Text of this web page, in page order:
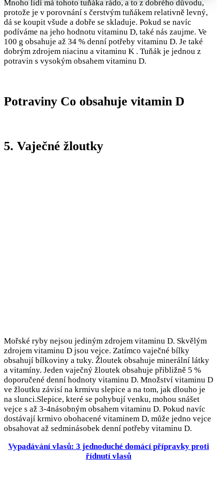
Mnoho lidí má tohoto tuňáka rádo, a to z dobrého důvodu,
protože je v porovnání s čerstvým tuňákem relativně levný,
dá se koupit všude a dobře se skladuje. Pokud se navíc
podíváme na jeho hodnotu vitaminu D, také nás zaujme. Ve
100 g obsahuje až 34 % denní potřeby vitaminu D. Je také
dobrým zdrojem niacinu a vitaminu K . Tuňák je jednou z
potravin s vysokým obsahem vitaminu D.
Potraviny Co obsahuje vitamin D
5. Vaječné žloutky
Mořské ryby nejsou jediným zdrojem vitaminu D. Skvělým
zdrojem vitaminu D jsou vejce. Zatímco vaječné bílky
obsahují bílkoviny a tuky. Žloutek obsahuje minerální látky
a vitamíny. Jeden vaječný žloutek obsahuje přibližně 5 %
doporučené denní hodnoty vitaminu D. Množství vitaminu D
ve žloutku závisí na krmivu slepice a na tom, jak dlouho je
na slunci.Slepice, které se pohybují venku, mohou snášet
vejce s až 3-4násobným obsahem vitaminu D. Pokud navíc
dostávají krmivo obohacené vitaminem D, může jedno vejce
obsahovat až sedminásobek denní potřeby vitaminu D.
Vypadávání vlasů: 3 jednoduché domácí přípravky proti
řídnutí vlasů